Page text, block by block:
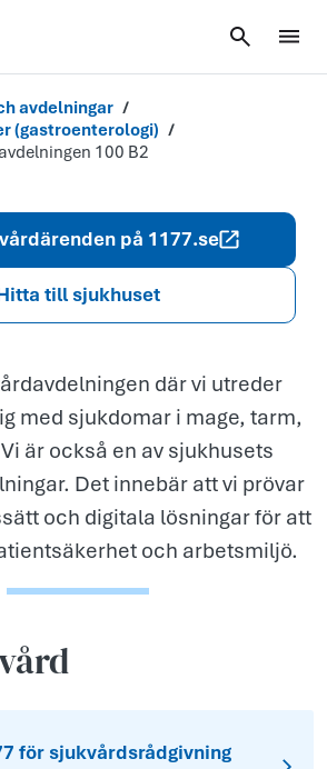
avdelningar
(gastroenterologi)
100 B2
Mag-, tarm-
på 1177.se
till sjukhuset
där vi utreder
med sjukdomar i mage, tarm,
är också en av sjukhusets
Det innebär att vi prövar
och digitala lösningar för att
och arbetsmiljö.
för sjukvårdsrådgivning